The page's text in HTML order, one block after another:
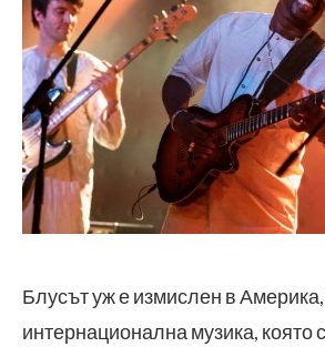
Блусът уж е измислен в
интернационална музика, която